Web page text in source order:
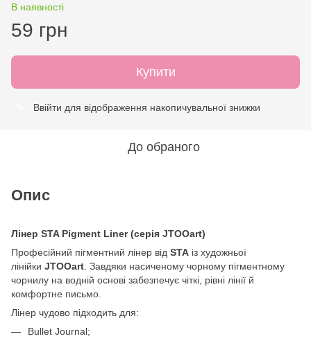
В наявності
59 грн
Купити
Ввійти для відображення накопичувальної знижки
До обраного
Опис
Лінер STA Pigment Liner (серія JTOOart)
Професійний пігментний лінер від STA із художньої
лінійки JTOOart . Завдяки насиченому чорному пігментному
чорнилу на водній основі забезпечує чіткі, рівні лінії й
комфортне письмо.
Лінер чудово підходить для:
Bullet Journal;